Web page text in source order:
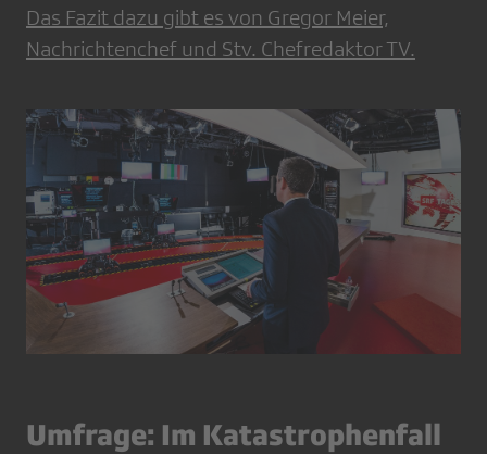
Das Fazit dazu gibt es von Gregor Meier,
Nachrichtenchef und Stv. Chefredaktor TV.
Umfrage: Im Katastrophenfall